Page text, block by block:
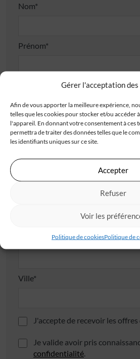
Gérer l'acceptation des
Afin de vous apporter la meilleure expérience,
telles que les cookies pour stocker et/ou accéder
l'appareil. En donnant votre consentement à ces
permettra de traiter des données telles que le
les identifiants uniques sur ce site.
Accepter
Refuser
Voir les
Politique de cookiesPolitique de
Nom*
Prénom*
E-mail*
Code postal*
Ville*
J'accepte de recevoir les
Je valide avoir pris
confidentialité.